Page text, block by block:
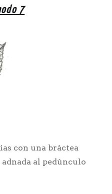
7
con una bráctea
al pedúnculo